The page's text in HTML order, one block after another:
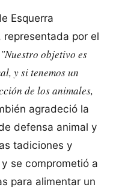
Esquerra
representada por el
"Nuestro objetivo es
y si tenemos un
de los animales,
agradeció la
defensa animal y
tadiciones y
se comprometió a
para alimentar un